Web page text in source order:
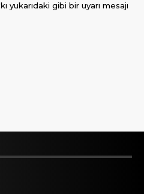
yukarıdaki gibi bir uyarı mesajı